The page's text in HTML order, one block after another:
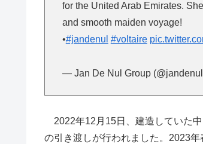
for the United Arab Emirates.
and smooth maiden voyage!
•#jandenul #voltaire
— Jan De Nul Group
2022年12月15日、建造していた
の引き渡しが行われました。2023